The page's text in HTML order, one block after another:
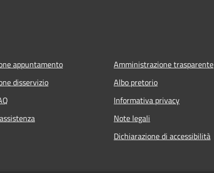
appuntamento
disservizio
Amministrazione trasparente
Albo pretorio
Informativa privacy
Note legali
Dichiarazione di accessibilità